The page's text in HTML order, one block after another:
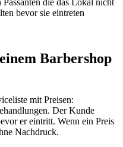
bevor sie eintreten
Barbershop
mit Preisen:
Der Kunde
er eintritt. Wenn ein Preis
Nachdruck.